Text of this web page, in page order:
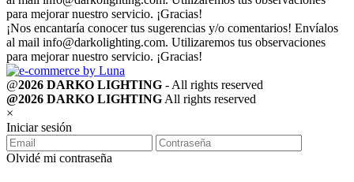
para mejorar nuestro servicio. ¡Gracias!
¡Nos encantaría conocer tus sugerencias y/o comentarios! Envíalos
al mail info@darkolighting.com. Utilizaremos tus observaciones
para mejorar nuestro servicio. ¡Gracias!
@2026 DARKO LIGHTING - All rights reserved
@2026 DARKO LIGHTINGAll rights reserved
×
Iniciar sesión
Olvidé mi contraseña